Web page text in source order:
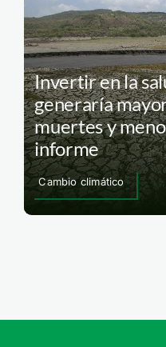
Invertir en la
generaría
muertes y
informe
Cambio climático